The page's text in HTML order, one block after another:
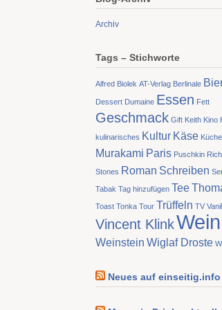
Archiv
Tags – Stichworte
Alfred Biolek AT-Verlag Berlinale
Dessert Dumaine Essen Fett
Geschmack Gift Keith Kino
kulinarisches Kultur Käse
Murakami Paris Puschkin
Stones Roman Schreiben
Tabak Tag hinzufügen Tee
Toast Tonka Tour Trüffeln TV
Vincent KlinkWein
Weinstein Wiglaf Droste
Neues auf einseitig.info